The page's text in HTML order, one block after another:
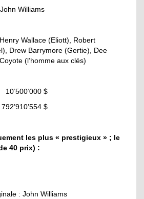
Williams
Wallace (Eliott), Robert
Drew Barrymore (Gertie), Dee
(l’homme aux clés)
$
$
les plus « prestigieux » ; le
40 prix) :
: John Williams